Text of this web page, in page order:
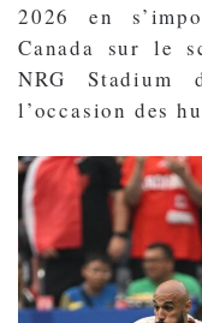
2026 en
Canada sur le
NRG Stadium
l’occasion des